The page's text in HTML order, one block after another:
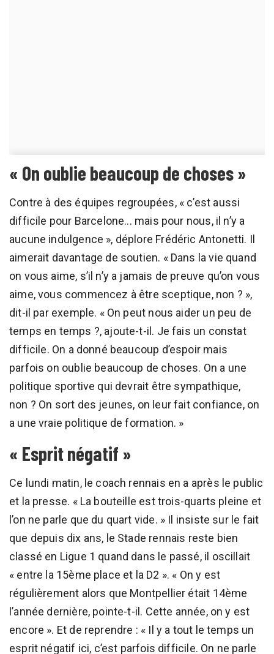
« On oublie beaucoup de choses »
Contre à des équipes regroupées, « c’est aussi
difficile pour Barcelone... mais pour nous, il n’y a
aucune indulgence », déplore Frédéric Antonetti. Il
aimerait davantage de soutien. « Dans la vie quand
on vous aime, s’il n’y a jamais de preuve qu’on vous
aime, vous commencez à être sceptique, non ? »,
dit-il par exemple. « On peut nous aider un peu de
temps en temps ?, ajoute-t-il. Je fais un constat
difficile. On a donné beaucoup d’espoir mais
parfois on oublie beaucoup de choses. On a une
politique sportive qui devrait être sympathique,
non ? On sort des jeunes, on leur fait confiance, on
a une vraie politique de formation. »
« Esprit négatif »
Ce lundi matin, le coach rennais en a après le public
et la presse. « La bouteille est trois-quarts pleine et
l’on ne parle que du quart vide. » Il insiste sur le fait
que depuis dix ans, le Stade rennais reste bien
classé en Ligue 1 quand dans le passé, il oscillait
« entre la 15ème place et la D2 ». « On y est
régulièrement alors que Montpellier était 14ème
l’année dernière, pointe-t-il. Cette année, on y est
encore ». Et de reprendre : « Il y a tout le temps un
esprit négatif ici, c’est parfois difficile. On ne parle